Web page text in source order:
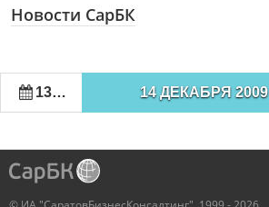
Новости СарБК
13 ДЕКАБРЯ 2009 14 ДЕКАБРЯ 2009